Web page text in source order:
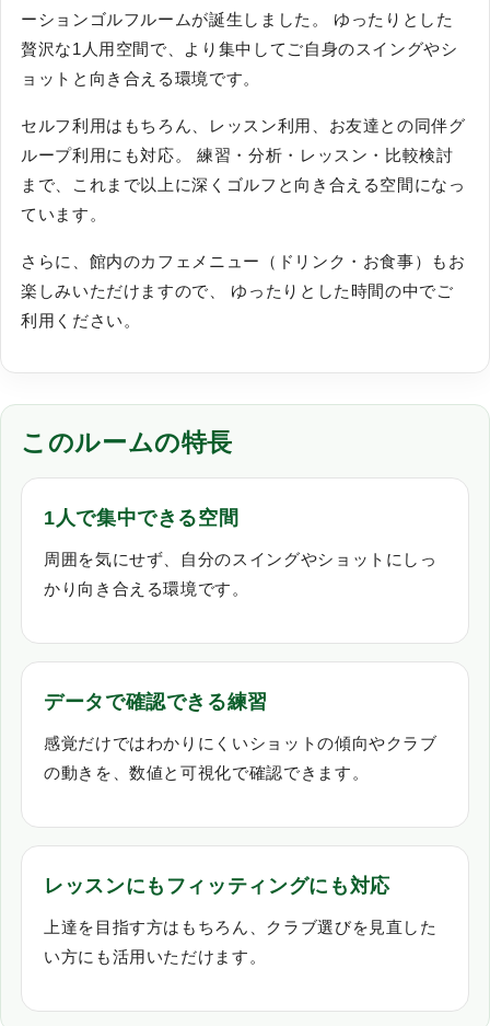
ーションゴルフルームが誕生しました。 ゆったりとした
贅沢な1人用空間で、より集中してご自身のスイングやシ
ョットと向き合える環境です。
セルフ利用はもちろん、レッスン利用、お友達との同伴グ
ループ利用にも対応。 練習・分析・レッスン・比較検討
まで、これまで以上に深くゴルフと向き合える空間になっ
ています。
さらに、館内のカフェメニュー（ドリンク・お食事）もお
楽しみいただけますので、 ゆったりとした時間の中でご
利用ください。
このルームの特長
1人で集中できる空間
周囲を気にせず、自分のスイングやショットにしっ
かり向き合える環境です。
データで確認できる練習
感覚だけではわかりにくいショットの傾向やクラブ
の動きを、数値と可視化で確認できます。
レッスンにもフィッティングにも対応
上達を目指す方はもちろん、クラブ選びを見直した
い方にも活用いただけます。